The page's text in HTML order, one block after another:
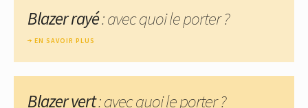
Blazer rayé: avec quoi le porter ?
EN SAVOIR PLUS
Blazer vert: avec quoi le porter ?